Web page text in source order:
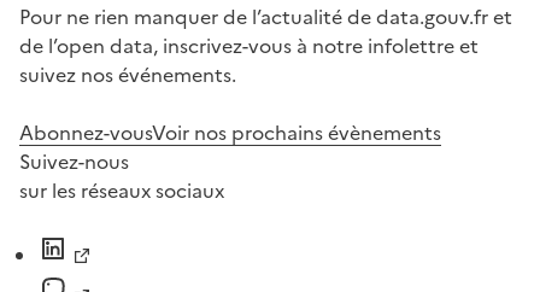
Pour ne rien manquer de l’actualité de data.gouv.fr et
de l’open data, inscrivez-vous à notre infolettre et
suivez nos événements.
Abonnez-vousVoir nos prochains évènements
Suivez-nous
sur les réseaux sociaux